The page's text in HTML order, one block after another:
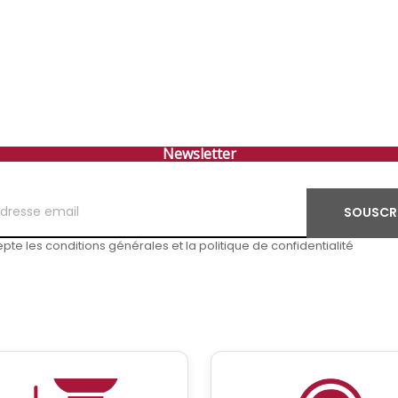
Newsletter
les conditions générales et la politique de confidentialité